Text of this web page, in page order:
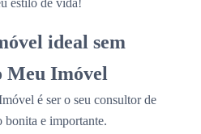
estilo de vida!
ideal sem
Meu Imóvel
é ser o seu consultor de
bonita e importante.